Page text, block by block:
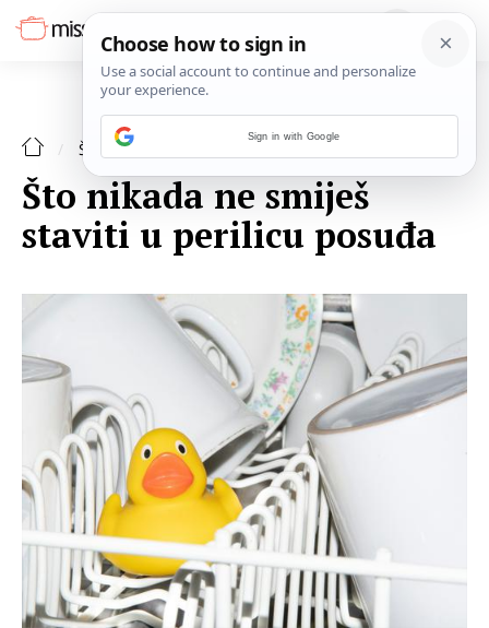
ŠPAJZA
Što nikada ne smiješ
staviti u perilicu posuđa
Sign in with Google